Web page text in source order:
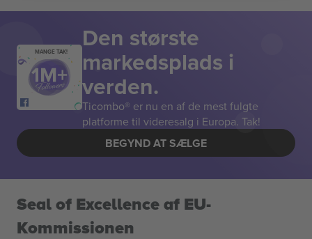
MANGE TAK! Den største
markedsplads i
verden.
Ticombo® er nu en af de mest fulgte
platforme til videresalg i Europa. Tak!
BEGYND AT SÆLGE
Seal of Excellence af EU-
Kommissionen